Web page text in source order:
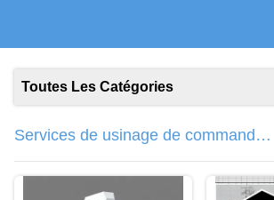
Toutes Les Catégories
Services de usinage de commande
numérique par ordinateur